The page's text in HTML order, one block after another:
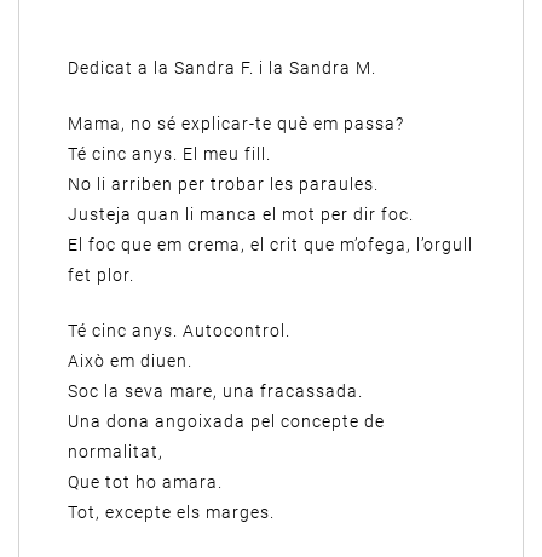
Dedicat a la Sandra F. i la Sandra M.
Mama, no sé explicar-te què em passa?
Té cinc anys. El meu fill.
No li arriben per trobar les paraules.
Justeja quan li manca el mot per dir foc.
El foc que em crema, el crit que m’ofega, l’orgull
fet plor.
Té cinc anys. Autocontrol.
Això em diuen.
Soc la seva mare, una fracassada.
Una dona angoixada pel concepte de
normalitat,
Que tot ho amara.
Tot, excepte els marges.